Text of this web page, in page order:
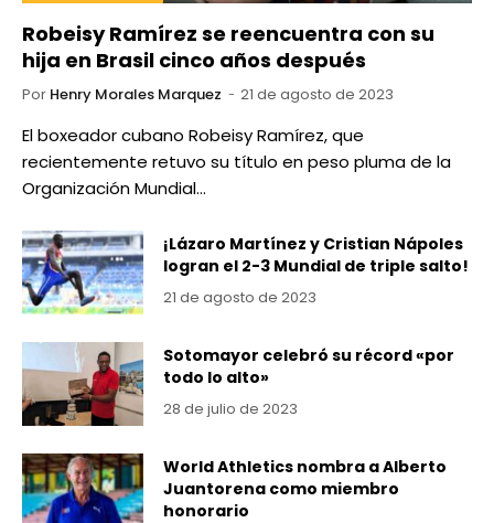
Robeisy Ramírez se reencuentra con su
hija en Brasil cinco años después
Por Henry Morales Marquez 21 de agosto de 2023
El boxeador cubano Robeisy Ramírez, que
recientemente retuvo su título en peso pluma de la
Organización Mundial…
¡Lázaro Martínez y Cristian Nápoles
logran el 2-3 Mundial de triple salto!
21 de agosto de 2023
Sotomayor celebró su récord «por
todo lo alto»
28 de julio de 2023
World Athletics nombra a Alberto
Juantorena como miembro
honorario